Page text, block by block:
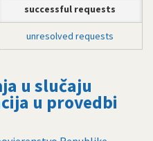
successful requests
unresolved requests
u slučaju
u provedbi